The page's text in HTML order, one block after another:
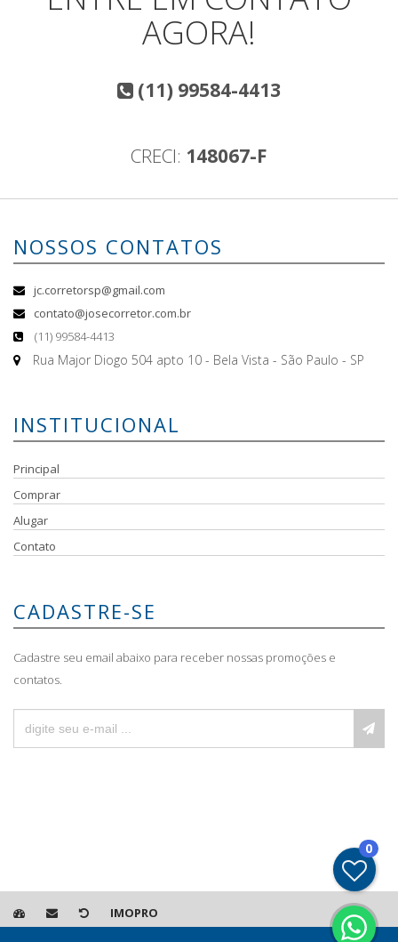
AGORA!
(11) 99584-4413
CRECI: 148067-F
NOSSOS CONTATOS
jc.corretorsp@gmail.com
contato@josecorretor.com.br
(11) 99584-4413
Rua Major Diogo 504 apto 10 - Bela Vista - São Paulo - SP
INSTITUCIONAL
Principal
Comprar
Alugar
Contato
CADASTRE-SE
Cadastre seu email abaixo para receber nossas promoções e
contatos.
IMOPRO
0